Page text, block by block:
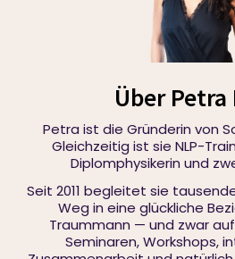
Über Petra
Petra ist die Gründerin von
Gleichzeitig ist sie NLP-
Diplomphysikerin und
Seit 2011 begleitet sie
Weg in eine glückliche
Traummann — und zwar
Seminaren, Workshops,